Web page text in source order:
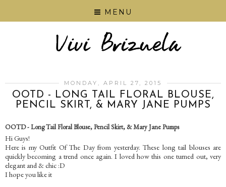
MENU
MONDAY, APRIL 27, 2015
OOTD - LONG TAIL FLORAL BLOUSE,
PENCIL SKIRT, & MARY JANE PUMPS
OOTD - Long Tail Floral Blouse, Pencil Skirt, & Mary Jane Pumps
Hi Guys!
Here is my Outfit Of The Day from yesterday. These long tail blouses are
quickly becoming a trend once again. I loved how this one turned out, very
elegant and & chic :D
I hope you like it